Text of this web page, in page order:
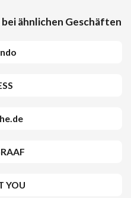
ähnlichen Geschäften
YOU